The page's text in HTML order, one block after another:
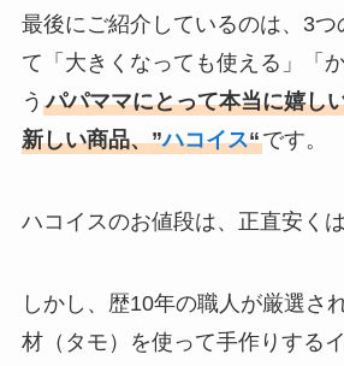
最後にご紹介しているのは、3つ
て「大きくなっても使える」「
う パパママにとって本当に嬉し
新しい商品、”ハコイス“です。
ハコイスのお値段は、正直安く
しかし、歴10年の職人が厳選さ
材（タモ）を使って手作りする